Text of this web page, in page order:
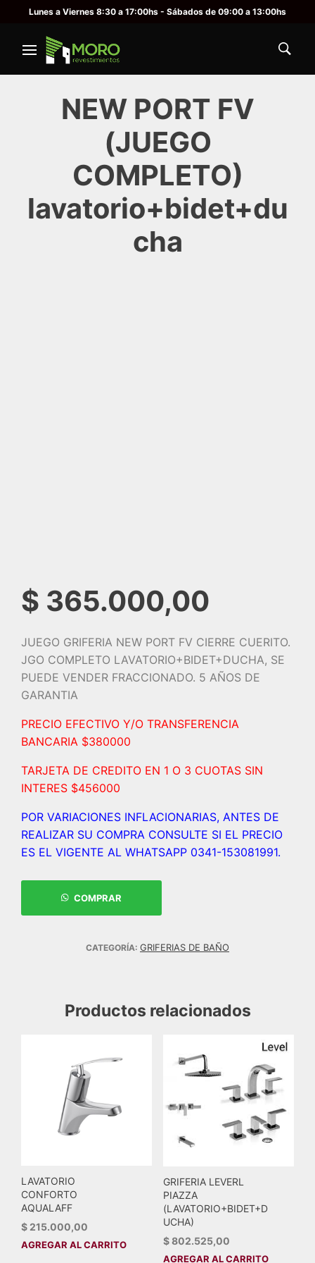
Lunes a Viernes 8:30 a 17:00hs - Sábados de 09:00 a 13:00hs
NEW PORT FV
(JUEGO
COMPLETO)
lavatorio+bidet+du
cha
$ 365.000,00
JUEGO GRIFERIA NEW PORT FV CIERRE CUERITO.
JGO COMPLETO LAVATORIO+BIDET+DUCHA, SE
PUEDE VENDER FRACCIONADO. 5 AÑOS DE
GARANTIA
PRECIO EFECTIVO Y/O TRANSFERENCIA
BANCARIA $380000
TARJETA DE CREDITO EN 1 O 3 CUOTAS SIN
INTERES $456000
POR VARIACIONES INFLACIONARIAS, ANTES DE
REALIZAR SU COMPRA CONSULTE SI EL PRECIO
ES EL VIGENTE AL WHATSAPP 0341-153081991.
COMPRAR
CATEGORÍA: GRIFERIAS DE BAÑO
Productos relacionados
LAVATORIO
CONFORTO
AQUALAFF
$ 215.000,00
AGREGAR AL CARRITO
GRIFERIA LEVERL
PIAZZA
(LAVATORIO+BIDET+D
UCHA)
$802.525,00
AGREGAR AL CARRITO